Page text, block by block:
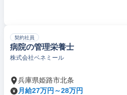
契約社員
病院の管理栄養士
株式会社ベネミール
兵庫県姫路市北条
月給27万円～28万円